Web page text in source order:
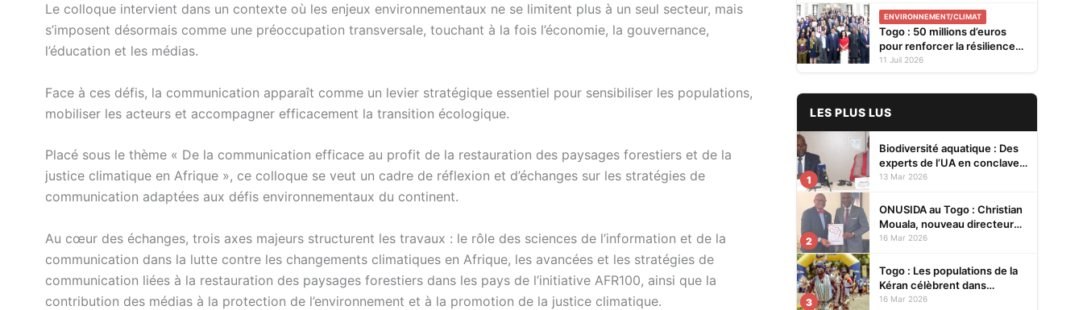
Le colloque intervient dans un contexte où les enjeux environnementaux ne se limitent plus à un seul secteur, mais
s’imposent désormais comme une préoccupation transversale, touchant à la fois l’économie, la gouvernance,
l’éducation et les médias.
Face à ces défis, la communication apparaît comme un levier stratégique essentiel pour sensibiliser les populations,
mobiliser les acteurs et accompagner efficacement la transition écologique.
Placé sous le thème « De la communication efficace au profit de la restauration des paysages forestiers et de la
justice climatique en Afrique », ce colloque se veut un cadre de réflexion et d’échanges sur les stratégies de
communication adaptées aux défis environnementaux du continent.
Au cœur des échanges, trois axes majeurs structurent les travaux : le rôle des sciences de l’information et de la
communication dans la lutte contre les changements climatiques en Afrique, les avancées et les stratégies de
communication liées à la restauration des paysages forestiers dans les pays de l’initiative AFR100, ainsi que la
contribution des médias à la protection de l’environnement et à la promotion de la justice climatique.
climatique
ENVIRONNEMENT/CLIMAT
Togo : 50 millions d’euros
pour renforcer la résilience
du système de santé face au
11 Juil 2026
LES PLUS LUS
1
Biodiversité aquatique : Des
experts de l’UA en conclave à
Lomé pour renforcer la
13 Mar 2026
2
ONUSIDA au Togo : Christian
Mouala, nouveau directeur
pays
16 Mar 2026
3
Togo : Les populations de la
Kéran célèbrent dans
l’allégresse Tislim-Difoini,
16 Mar 2026